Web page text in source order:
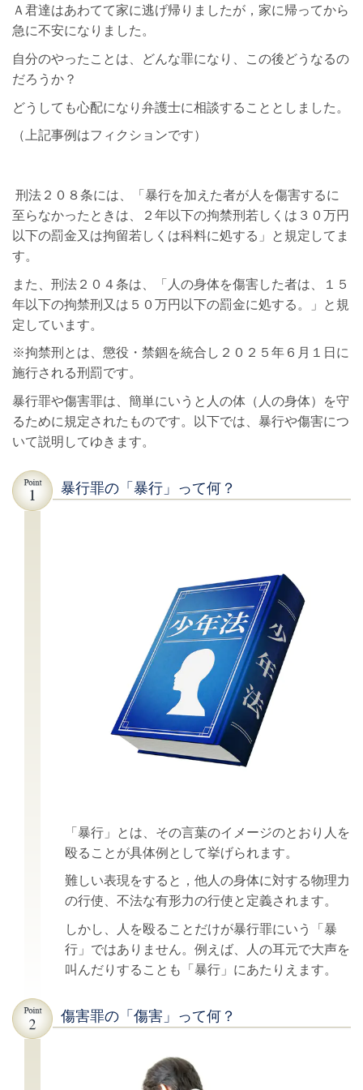
Ａ君達はあわてて家に逃げ帰りましたが，家に帰ってから
急に不安になりました。
自分のやったことは、どんな罪になり、この後どうなるの
だろうか？
どうしても心配になり弁護士に相談することとしました。
（上記事例はフィクションです）
刑法２０８条には、
「暴行を加えた者が人を傷害するに
至らなかったときは、２年以下の拘禁刑若しくは３０万円
以下の罰金又は拘留若しくは科料に処する」と規定してま
す。
また、刑法２０４条は、
「人の身体を傷害した者は、１５
年以下の拘禁刑又は５０万円以下の罰金に処する。」と規
定しています。
※拘禁刑とは、懲役・禁錮を統合し２０２５年６月１日に
施行される刑罰です。
暴行罪や傷害罪は、簡単にいうと人の体（人の身体）を守
るために規定されたものです。以下では、暴行や傷害につ
いて説明してゆきます。
暴行罪の「暴行」って何？
「暴行」とは、その言葉のイメージのとおり人を
殴ることが具体例として挙げられます。
難しい表現をすると，他人の身体に対する物理力
の行使、不法な有形力の行使と定義されます。
しかし、人を殴ることだけが暴行罪にいう「暴
行」ではありません。例えば、人の耳元で大声を
叫んだりすることも「暴行」にあたりえます。
傷害罪の「傷害」って何？